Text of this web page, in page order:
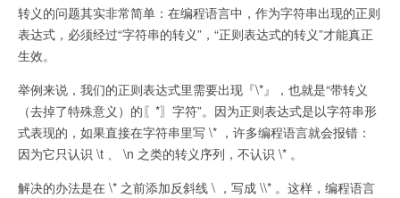
转义的问题其实非常简单：在编程语言中，作为字符串出现的正则
表达式，必须经过“字符串的转义”，“正则表达式的转义”才能真正
生效。
举例来说，我们的正则表达式里需要出现『\*』，也就是“带转义
（去掉了特殊意义）的〖*〗字符”。因为正则表达式是以字符串形
式表现的，如果直接在字符串里写 \* ，许多编程语言就会报错：
因为它只认识 \t 、 \n 之类的转义序列，不认识 \* 。
解决的办法是在 \* 之前添加反斜线 \ ，写成 \\* 。这样，编程语言